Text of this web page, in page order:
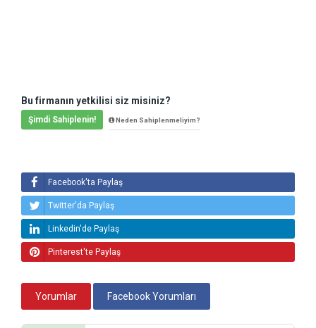
Bu firmanın yetkilisi siz misiniz?
Şimdi Sahiplenin! Neden Sahiplenmeliyim?
Facebook'ta Paylaş
Twitter'da Paylaş
Linkedin'de Paylaş
Pinterest'te Paylaş
Yorumlar Facebook Yorumları